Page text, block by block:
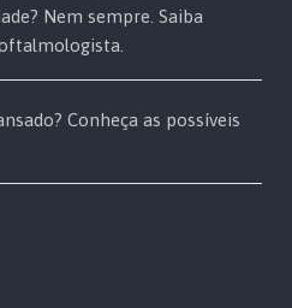
Nem sempre. Saiba
Conheça as possíveis